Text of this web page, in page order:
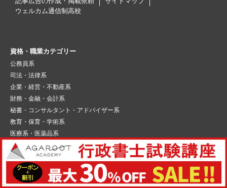
ウェルカム通信制高校
資格・職業カテゴリー
公務員系
司法・法律系
企業・経営・不動産系
財務・金融・会計系
秘書・コンサルタント・アドバイザー系
教育・保育・学術系
医療系・医薬品系
心理・メンタル・カウンセラー系
介護・福祉・リハビリ系
健康・ボディケア系
食・調理・衛生・栄養系